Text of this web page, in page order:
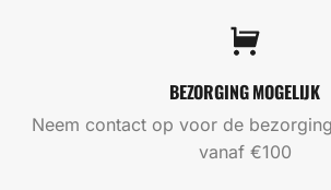
BEZORGING MOGELIJK
Neem contact op voor de
vanaf €100